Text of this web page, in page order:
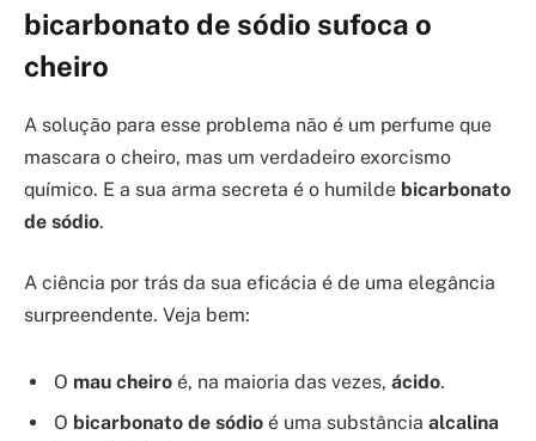
bicarbonato de sódio sufoca o
cheiro
A solução para esse problema não é um perfume que
mascara o cheiro, mas um verdadeiro exorcismo
químico. E a sua arma secreta é o humilde bicarbonato
de sódio.
A ciência por trás da sua eficácia é de uma elegância
surpreendente. Veja bem:
O mau cheiro é, na maioria das vezes, ácido.
O bicarbonato de sódio é uma substância alcalina